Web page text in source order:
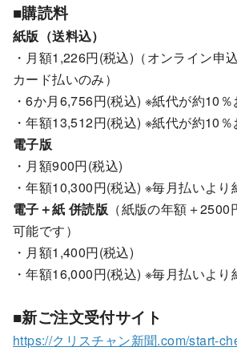
■購読料
紙版（送料込）
・月額1,226円(税込)（オンライン申
カード払いのみ）
・6か月6,756円(税込) ※紙代が約10％
・年額13,512円(税込) ※紙代が約10％
電子版
・月額900円(税込)
・年額10,300円(税込) ※毎月払いより
電子＋紙 併読版 （紙版の年額＋
可能です）
・月額1,400円(税込)
・年額16,000円(税込) ※毎月払いより
■新ご注文受付サイト
https://クリスチャン新聞.com/start-